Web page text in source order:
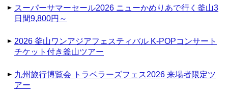
スーパーサマーセール2026 ニューかめりあで行く釜山3
日間9,800円～
2026 釜山ワンアジアフェスティバル K-POPコンサート
チケット付き釜山ツアー
九州旅行博覧会 トラベラーズフェス2026 来場者限定ツ
アー